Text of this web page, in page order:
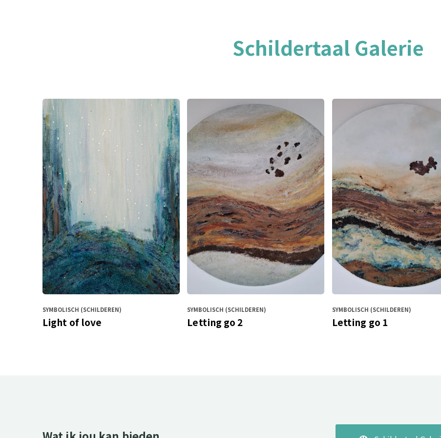
Schildertaal Galerie
SYMBOLISCH (SCHILDEREN)
Light of love
SYMBOLISCH (SCHILDEREN)
Letting go 2
SYMBOLISCH (SCHILDEREN)
Letting go 1